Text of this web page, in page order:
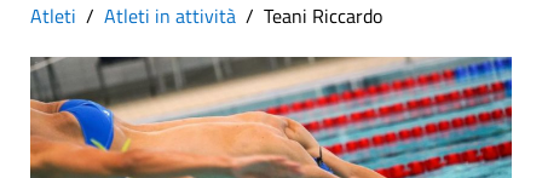
Atleti
Atleti in attività Teani Riccardo